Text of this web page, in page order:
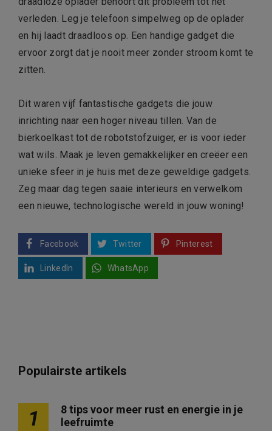
verleden. Leg je telefoon simpelweg op de oplader
en hij laadt draadloos op. Een handige gadget die
ervoor zorgt dat je nooit meer zonder stroom komt te
zitten.
Dit waren vijf fantastische gadgets die jouw
inrichting naar een hoger niveau tillen. Van de
bierkoelkast tot de robotstofzuiger, er is voor ieder
wat wils. Maak je leven gemakkelijker en creëer een
unieke sfeer in je huis met deze geweldige gadgets.
Zeg maar dag tegen saaie interieurs en verwelkom
een nieuwe, technologische wereld in jouw woning!
Facebook Twitter Pinterest
LinkedIn WhatsApp
Populairste artikels
1
8 tips voor meer rust en energie in je
leefruimte